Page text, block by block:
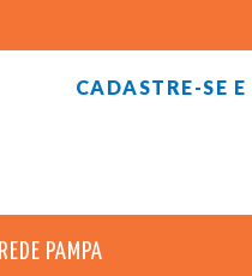
CADASTRE-SE
REDE PAMPA